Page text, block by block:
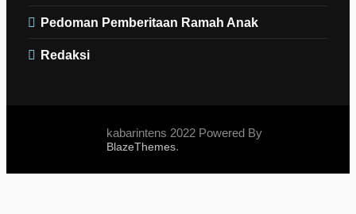
Pedoman Pemberitaan Ramah Anak
Redaksi
kabarintens 2022 Powered By
BlazeThemes.